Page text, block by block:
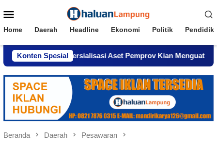
ke
Mobile
Home Daerah Headline Ekonomi Politik
Konten Spesial
Komersialisasi Aset Pemprov Kian Menguat AWPI
Beranda Daerah Pesawaran